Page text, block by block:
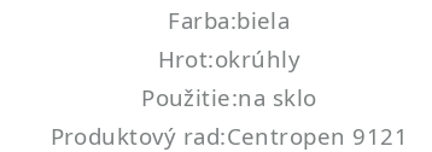
Farba:biela
Hrot:okrúhly
Použitie:na sklo
Produktový rad:Centropen 9121